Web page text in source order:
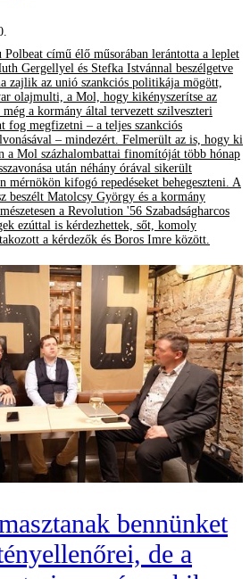
című élő műsorában lerántotta a leplet
Gergellyel és Stefka Istvánnal beszélgetve
zajlik az unió szankciós politikája mögött,
olajmulti, a Mol, hogy kikényszerítse az
még a kormány által tervezett szilveszteri
fog megfizetni – a teljes szankciós
– mindezért. Felmerült az is, hogy ki
a Mol százhalombattai finomítóját több hónap
után néhány órával sikerült
mérnökön kifogó repedéseket behegeszteni. A
beszélt Matolcsy György és a kormány
a Revolution '56 Szabadságharcos
ezúttal is kérdezhettek, sőt, komoly
a kérdezők és Boros Imre között.
bennünket
de a